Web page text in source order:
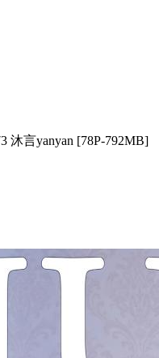
沐言yanyan [78P-792MB]